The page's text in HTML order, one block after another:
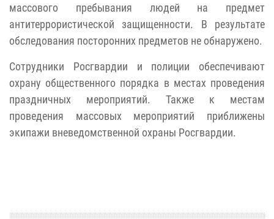
массового пребывания людей на предмет
антитеррористической защищенности. В результате
обследования посторонних предметов не обнаружено.
Сотрудники Росгвардии и полиции обеспечивают
охрану общественного порядка в местах проведения
праздничных мероприятий. Также к местам
проведения массовых мероприятий приближены
экипажи вневедомственной охраны Росгвардии.